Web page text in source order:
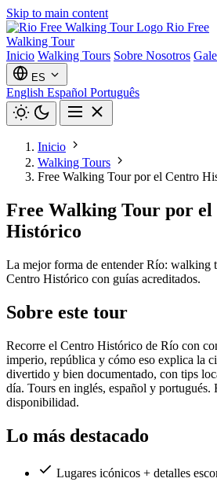
Skip to main content
Rio Free
Walking Tour
Inicio Walking Tours Sobre Nosotros
ES
English Español Português
Inicio
Walking Tours
Free Walking Tour por el Centro
Free Walking Tour por el
Histórico
La mejor forma de entender Río: walking
Centro Histórico con guías acreditados.
Sobre este tour
Recorre el Centro Histórico de Río con
imperio, república y cómo eso explica la
divertido y bien documentado, con tips
día. Tours en inglés, español y portugués.
disponibilidad.
Lo más destacado
Lugares icónicos + detalles